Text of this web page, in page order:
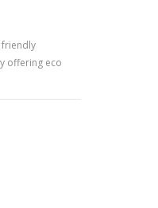
friendly
offering eco